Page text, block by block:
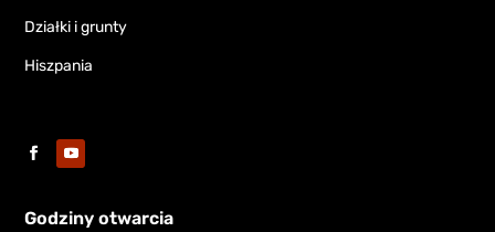
Działki i grunty
Hiszpania
Godziny otwarcia